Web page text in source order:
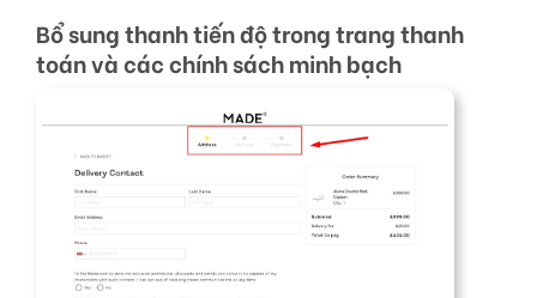
Bổ sung thanh tiến độ trong trang thanh
toán và các chính sách minh bạch